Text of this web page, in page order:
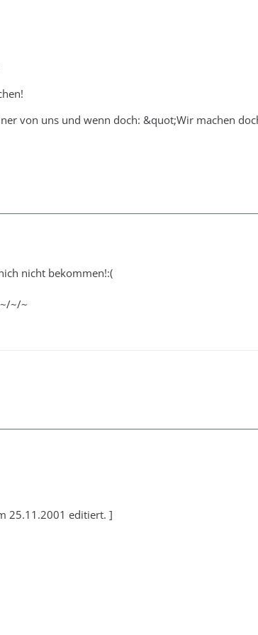
von uns und wenn doch: &quot;Wir machen
nicht bekommen!:(
~/~
25.11.2001 editiert. ]